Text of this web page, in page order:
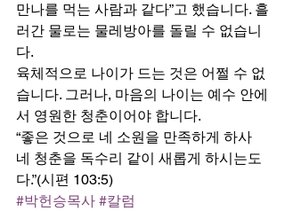
만나를 먹는 사람과 같다”고 했습니다. 흘
러간 물로는 물레방아를 돌릴 수 없습니
다.
육체적으로 나이가 드는 것은 어쩔 수 없
습니다. 그러나, 마음의 나이는 예수 안에
서 영원한 청춘이어야 합니다.
“좋은 것으로 네 소원을 만족하게 하사
네 청춘을 독수리 같이 새롭게 하시는도
다.”(시편 103:5)
#박헌승목사 #칼럼